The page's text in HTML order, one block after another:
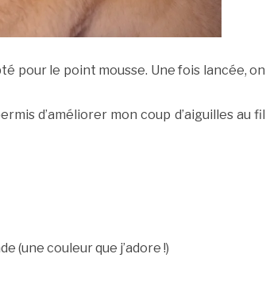
pour le point mousse. Une fois lancée, on
d’améliorer mon coup d’aiguilles au fil
(une couleur que j’adore !)